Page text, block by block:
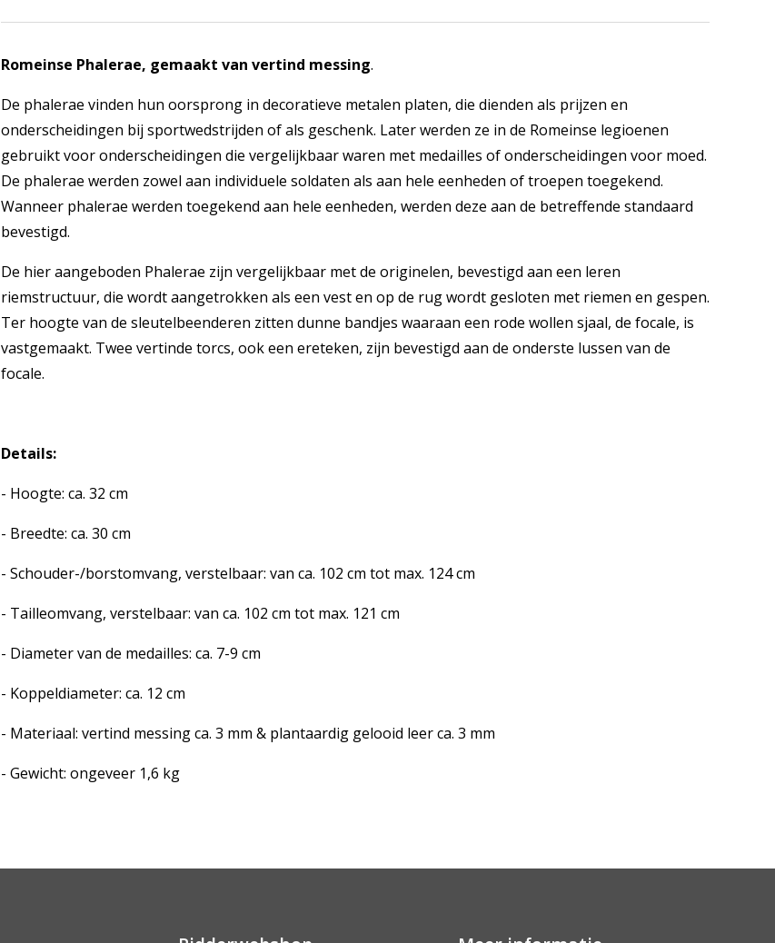
Romeinse Phalerae, gemaakt van vertind messing.
De phalerae vinden hun oorsprong in decoratieve metalen platen, die dienden als prijzen en
onderscheidingen bij sportwedstrijden of als geschenk. Later werden ze in de Romeinse legioenen
gebruikt voor onderscheidingen die vergelijkbaar waren met medailles of onderscheidingen voor moed.
De phalerae werden zowel aan individuele soldaten als aan hele eenheden of troepen toegekend.
Wanneer phalerae werden toegekend aan hele eenheden, werden deze aan de betreffende standaard
bevestigd.
De hier aangeboden Phalerae zijn vergelijkbaar met de originelen, bevestigd aan een leren
riemstructuur, die wordt aangetrokken als een vest en op de rug wordt gesloten met riemen en gespen.
Ter hoogte van de sleutelbeenderen zitten dunne bandjes waaraan een rode wollen sjaal, de focale, is
vastgemaakt. Twee vertinde torcs, ook een ereteken, zijn bevestigd aan de onderste lussen van de
focale.
Details:
- Hoogte: ca. 32 cm
- Breedte: ca. 30 cm
- Schouder-/borstomvang, verstelbaar: van ca. 102 cm tot max. 124 cm
- Tailleomvang, verstelbaar: van ca. 102 cm tot max. 121 cm
- Diameter van de medailles: ca. 7-9 cm
- Koppeldiameter: ca. 12 cm
- Materiaal: vertind messing ca. 3 mm & plantaardig gelooid leer ca. 3 mm
- Gewicht: ongeveer 1,6 kg